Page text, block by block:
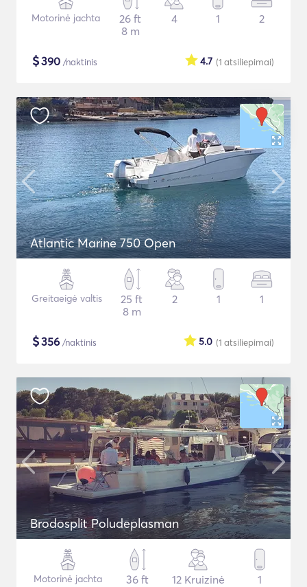
Motorinė jachta
26 ft
8 m
4 1 2
$390 /naktinis (1 atsiliepimai)
4.7
Atlantic Marine 750 Open
Greitaeigė valtis
25 ft
8 m
2 1 1
$356 /naktinis (1 atsiliepimai)
5.0
Brodosplit Poludeplasman
Motorinė jachta
36 ft
12 Kruizinė 1